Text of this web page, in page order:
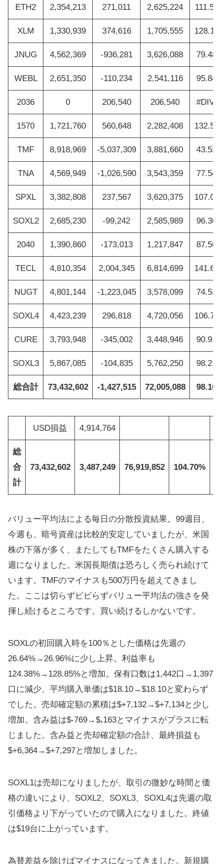
ETH2 2,354,213 271,011 2,625,224
XLM 1,330,939 374,616 1,705,555
JNUG 4,562,369 -936,281 3,626,088
WEBL 2,651,350 -110,234 2,541,116
2036 0 206,540 206,540 #DIV/
1570 1,721,760 560,648 2,282,408
TMF 8,918,969 -5,037,309 3,881,660
TNA 4,569,949 -1,026,590 3,543,359
SPXL 3,382,808 237,567 3,620,375
SOXL2 2,685,230 -99,242 2,585,989
2040 1,390,860 -173,013 1,217,847
TECL 4,810,354 2,004,345 6,814,699
NUGT 4,801,144 -1,223,045 3,578,099
SOXL4 4,423,239 296,818 4,720,056
CURE 3,793,948 -345,002 3,448,946
SOXL3 5,867,085 -104,835 5,762,250
総合計 73,432,602 -1,427,515 72,005,088
USD損益 4,914,764
総
合
計
73,432,602 3,487,249 76,919,852 104.70%
バリュー平均法による毎日の分散投資結果。99週目、
今週も、暗号資産は比較的安定していましたが、米国
株の下落が多く、またしてもTMFをたくさん購入する
週になりました。米国長期債は恐ろしく売られ続けて
います。TMFのマイナスも500万円を超えてきまし
た。ここは切らずビビらずバリュー平均法の強さを発
揮し続けるところです。買い続けるしかないです。
SOXLの初回購入時を100％とした価格は先週の
26.64%→26.96%に少し上昇。利益率も
124.38%→128.85%と増加。保有口数は1,442口→1,397
口に減少、平均購入単価は$18.10→$18.10と変わらず
でした。売却確定額の累積は$+7,132→$+7,134と少し
増加。含み益は$-769→$₊163とマイナスがプラスに転
じました。含み益と売却確定額の合計、最終損益も
$+6,364→$+7,297と増加しました。
SOXL1は売却になりましたが、取引の微妙な時間と価
格の違いにより、SOXL2、SOXL3、SOXL4は先週の取
引価格より下がっていたので購入になりました。終値
は$19台に上がっています。
為替差益を除けばマイナスになってきました。新規購